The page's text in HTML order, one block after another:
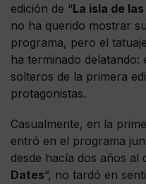
edición de “La isla de
no ha querido mostrar
programa, pero el
ha terminado delatando:
solteros de la primera
protagonistas.
Casualmente, en la
entró en el programa
desde hacía dos años al
Dates”, no tardó en